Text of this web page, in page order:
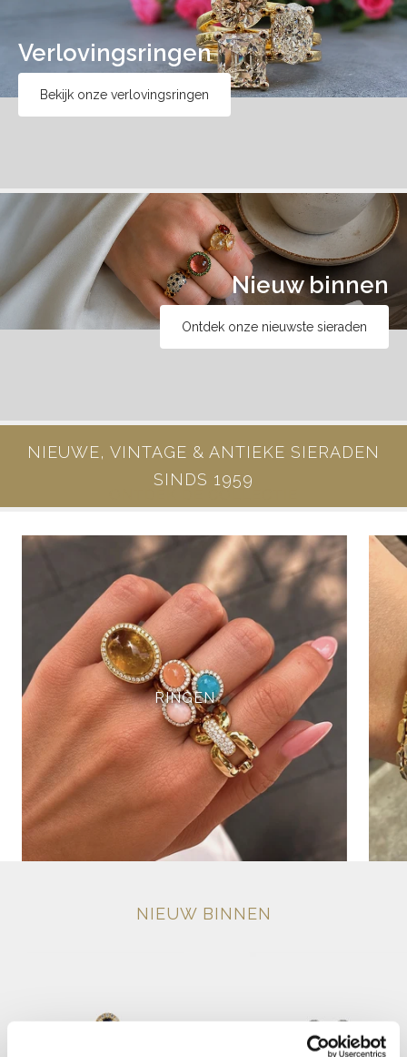
Verlovingsringen
Bekijk onze verlovingsringen
Nieuw binnen
Ontdek onze nieuwste sieraden
NIEUWE, VINTAGE & ANTIEKE SIERADEN
SINDS 1959
RINGEN
NIEUW BINNEN